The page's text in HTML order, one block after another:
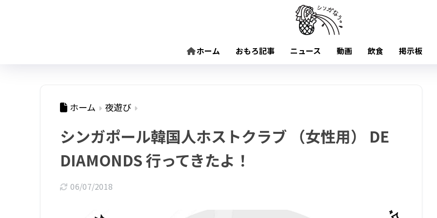
ホーム おもろ記事 ニュース 動画 飲食 掲示板
ホーム 夜遊び
シンガポール韓国人ホストクラブ （女性用） DE
DIAMONDS 行ってきたよ！
06/07/2018